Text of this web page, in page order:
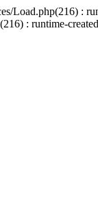
Load.php(216) :
: runtime-